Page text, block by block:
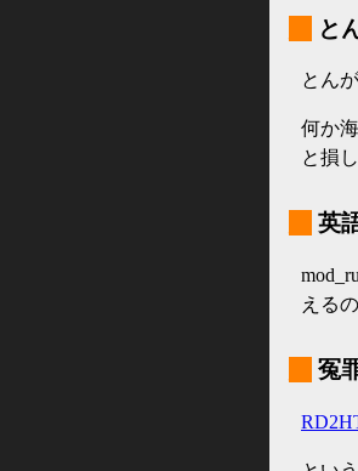
と
とん
何か
と損
英
える
冤